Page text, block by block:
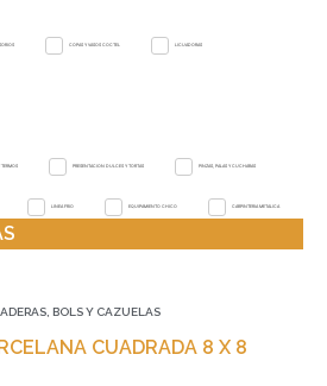
COPAS Y VASOS COCTEL LICUADORAS
TERMOS PRESENTACION DULCES Y TORTAS PINZAS, PALAS Y CUCHARAS
LINEA FRIO EQUIPAMIENTO CHICO CARPINTERIA METALICA
BOLS Y CAZUELAS
CUADRADA 8 X 8